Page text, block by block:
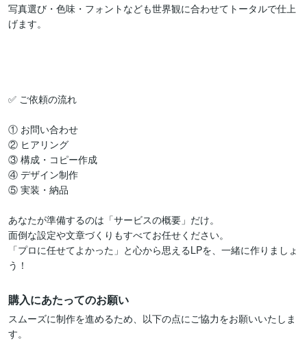
写真選び・色味・フォントなども世界観に合わせてトータルで仕上
げます。
✅ ご依頼の流れ
① お問い合わせ
② ヒアリング
③ 構成・コピー作成
④ デザイン制作
⑤ 実装・納品
あなたが準備するのは「サービスの概要」だけ。
面倒な設定や文章づくりもすべてお任せください。
「プロに任せてよかった」と心から思えるLPを、一緒に作りましょ
う！
購入にあたってのお願い
スムーズに制作を進めるため、以下の点にご協力をお願いいたしま
す。